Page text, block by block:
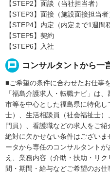
【STEP2】面談（当社担当者）
【STEP3】面接（施設面接担当者
【STEP4】内定（内定まで1週間
【STEP5】契約
【STEP6】入社
message コンサルタントから一
■ご希望の条件に合わせたお仕事
「福島介護求人・転職ナビ」は
市等を中心とした福島県に特化
士）、生活相談員（社会福祉士
門員）、看護職などの求人をご紹
絶対に欠かせない条件はござい
ータから専任のコンサルタント
え、業務内容（介助・扶助・リ
間・期間・給与などご希望のお仕